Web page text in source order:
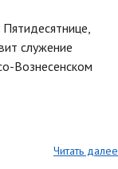
служение
Вознесенском
Читать далее